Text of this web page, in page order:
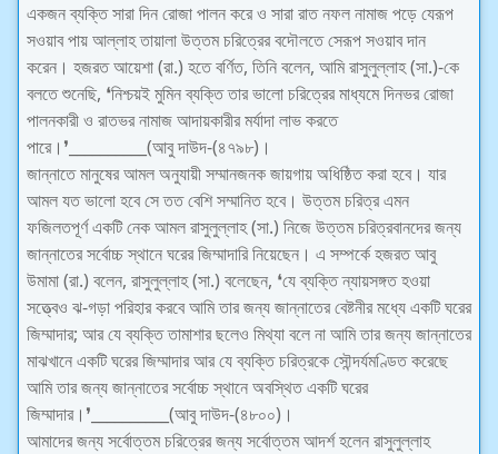
একজন ব্যক্তি সারা দিন রোজা পালন করে ও সারা রাত নফল নামাজ পড়ে যেরূপ
সওয়াব পায় আল্লাহ তায়ালা উত্তম চরিত্রের বদৌলতে সেরূপ সওয়াব দান
করেন। হজরত আয়েশা (রা.) হতে বর্ণিত, তিনি বলেন, আমি রাসুলুল্লাহ (সা.)-কে
বলতে শুনেছি, ❛নিশ্চয়ই মুমিন ব্যক্তি তার ভালো চরিত্রের মাধ্যমে দিনভর রোজা
পালনকারী ও রাতভর নামাজ আদায়কারীর মর্যাদা লাভ করতে
পারে।❜__________(আবু দাউদ-(৪৭৯৮)।
জান্নাতে মানুষের আমল অনুযায়ী সম্মানজনক জায়গায় অধিষ্ঠিত করা হবে। যার
আমল যত ভালো হবে সে তত বেশি সম্মানিত হবে। উত্তম চরিত্র এমন
ফজিলতপূর্ণ একটি নেক আমল রাসুলুল্লাহ (সা.) নিজে উত্তম চরিত্রবানদের জন্য
জান্নাতের সর্বোচ্চ স্থানে ঘরের জিম্মাদারি নিয়েছেন। এ সম্পর্কে হজরত আবু
উমামা (রা.) বলেন, রাসুলুল্লাহ (সা.) বলেছেন, ❛যে ব্যক্তি ন্যায়সঙ্গত হওয়া
সত্ত্বেও ঝ-গড়া পরিহার করবে আমি তার জন্য জান্নাতের বেষ্টনীর মধ্যে একটি ঘরের
জিম্মাদার; আর যে ব্যক্তি তামাশার ছলেও মিথ্যা বলে না আমি তার জন্য জান্নাতের
মাঝখানে একটি ঘরের জিম্মাদার আর যে ব্যক্তি চরিত্রকে সৌন্দর্যমণ্ডিত করেছে
আমি তার জন্য জান্নাতের সর্বোচ্চ স্থানে অবস্থিত একটি ঘরের
জিম্মাদার।❜__________(আবু দাউদ-(৪৮০০)।
আমাদের জন্য সর্বোত্তম চরিত্রের জন্য সর্বোত্তম আদর্শ হলেন রাসুলুল্লাহ